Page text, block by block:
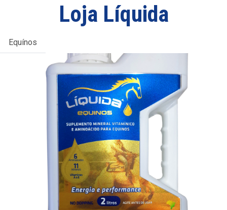
Loja Líquida
Equínos